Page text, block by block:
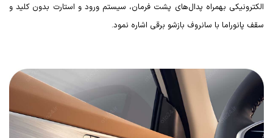
الکترونیکی بهمراه پدال‌های پشت فرمان، سیستم ورود و استارت بدون کلید و
سقف پانوراما با سانروف بازشو برقی اشاره نمود.